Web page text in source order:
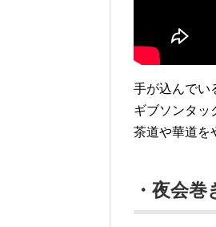
手が込んでい
ギブソンタッ
茶道や華道を
・夜会巻